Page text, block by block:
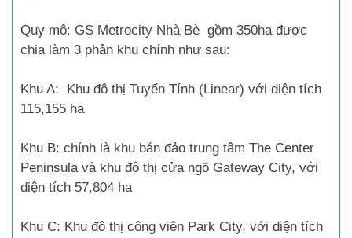
Quy mô: GS Metrocity Nhà Bè gồm 350ha được
chia làm 3 phân khu chính như sau:
Khu A: Khu đô thị Tuyến Tính (Linear) với diện tích
115,155 ha
Khu B: chính là khu bán đảo trung tâm The Center
Peninsula và khu đô thị cửa ngõ Gateway City, với
diện tích 57,804 ha
Khu C: Khu đô thị công viên Park City, với diện tích